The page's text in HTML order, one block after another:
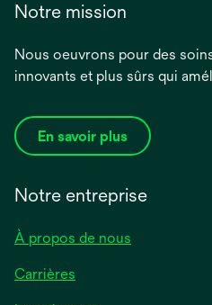
Notre mission
Nous oeuvrons pour des
innovants et plus sûrs qui
En savoir plus
Notre entreprise
À propos de nous
Carrières